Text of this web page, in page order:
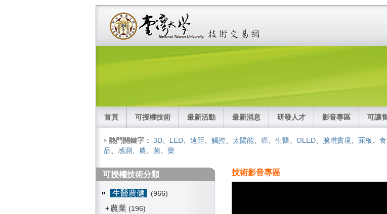
首頁 可授權技術 最新活動 最新消息 研發人才 影音專區 可讓
熱門關鍵字： 3D、 LED、 遠距、 觸控、 太陽能、 癌、 生醫、 OLED、 擴增實境、 面板、 食
品、 感測 、 農、 菌、 藥
可授權技術分類
生醫農健
(966)
+ 農業 (196)
技術影音專區